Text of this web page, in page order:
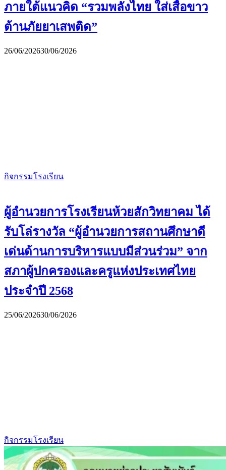
ภายใต้แนวคิด “รวมพลังไทย ใส่เสื้อขาว
ต้านภัยยาเสพติด”
26/06/202630/06/2026
กิจกรรมโรงเรียน
ผู้อำนวยการโรงเรียนห้วยสักวิทยาคม ได้
รับโล่รางวัล “ผู้อำนวยการสถานศึกษาดี
เด่นด้านการบริหารแบบมีส่วนร่วม” จาก
สภาผู้ปกครองและครูแห่งประเทศไทย
ประจำปี 2568
25/06/202630/06/2026
กิจกรรมโรงเรียน